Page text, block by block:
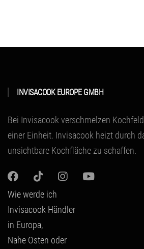
INVISACOOK EUROPE GMBH
Bei Invisacook verschmelzen
einer Einheit. Invisacook heizt durch
unsichtbare Kochfläche zu schaffen.
Wie werde ich
Invisacook Händler
in Europa,
Nahe Osten oder